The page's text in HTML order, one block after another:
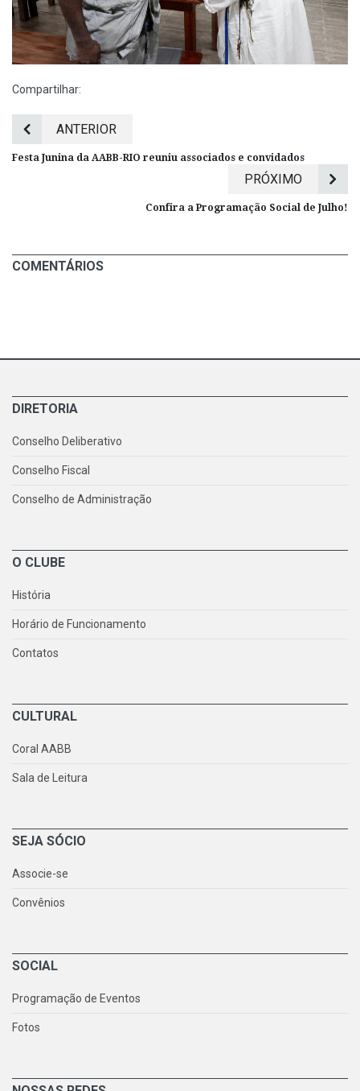
Compartilhar:
ANTERIOR
Festa Junina da AABB-RIO reuniu associados e convidados
PRÓXIMO
Confira a Programação Social de Julho!
COMENTÁRIOS
DIRETORIA
Conselho Deliberativo
Conselho Fiscal
Conselho de Administração
O CLUBE
História
Horário de Funcionamento
Contatos
CULTURAL
Coral AABB
Sala de Leitura
SEJA SÓCIO
Associe-se
Convênios
SOCIAL
Programação de Eventos
Fotos